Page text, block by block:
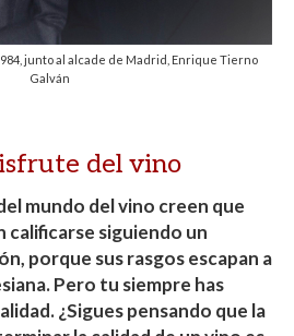
junto al alcade de Madrid, Enrique Tierno
Galván
del vino
mundo del vino creen que
calificarse siguiendo un
porque sus rasgos escapan a
Pero tu siempre has
¿Sigues pensando que la